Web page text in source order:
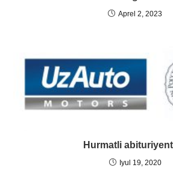
Aprel 2, 2023
Hurmatli
Iyul 19, 2020